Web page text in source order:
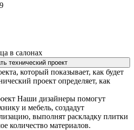
в салонах
технический проект
который показывает, как будет
проект определяет, как
Наши дизайнеры помогут
и мебель, создадут
выполнят раскладку плитки
количество материалов.